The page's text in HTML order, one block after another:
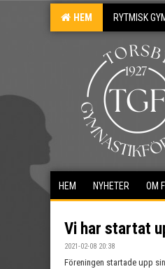
HEM RYTMISK
HEM NYHETER OM
Vi har startat
2021-02-08 20:38
Föreningen startade upp